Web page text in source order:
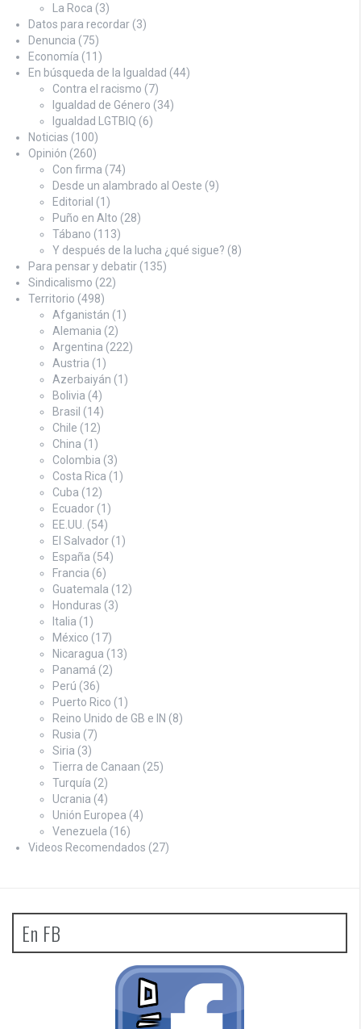
La Roca (3)
Datos para recordar (3)
Denuncia (75)
Economía (11)
En búsqueda de la Igualdad (44)
Contra el racismo (7)
Igualdad de Género (34)
Igualdad LGTBIQ (6)
Noticias (100)
Opinión (260)
Con firma (74)
Desde un alambrado al Oeste (9)
Editorial (1)
Puño en Alto (28)
Tábano (113)
Y después de la lucha ¿qué sigue? (8)
Para pensar y debatir (135)
Sindicalismo (22)
Territorio (498)
Afganistán (1)
Alemania (2)
Argentina (222)
Austria (1)
Azerbaiyán (1)
Bolivia (4)
Brasil (14)
Chile (12)
China (1)
Colombia (3)
Costa Rica (1)
Cuba (12)
Ecuador (1)
EE.UU. (54)
El Salvador (1)
España (54)
Francia (6)
Guatemala (12)
Honduras (3)
Italia (1)
México (17)
Nicaragua (13)
Panamá (2)
Perú (36)
Puerto Rico (1)
Reino Unido de GB e IN (8)
Rusia (7)
Siria (3)
Tierra de Canaan (25)
Turquía (2)
Ucrania (4)
Unión Europea (4)
Venezuela (16)
Videos Recomendados (27)
En FB